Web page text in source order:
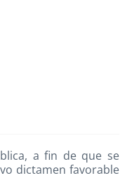
a fin de que se
dictamen favorable